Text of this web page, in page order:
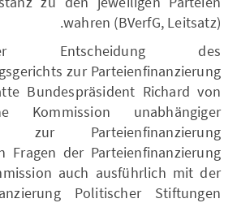
wahren (BVerfG, Leitsatz).
Entscheidung des
zur Parteienfinanzierung
Bundespräsident Richard von
Kommission unabhängiger
zur Parteienfinanzierung
Fragen der Parteienfinanzierung
auch ausführlich mit der
Politischer Stiftungen